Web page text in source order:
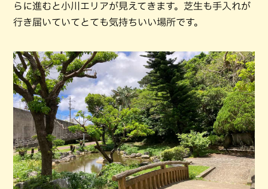
らに進むと小川エリアが見えてきます。芝生も手入れが
行き届いていてとても気持ちいい場所です。